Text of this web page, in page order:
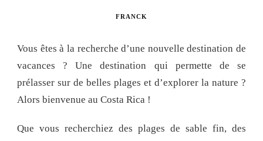
FRANCK
Vous êtes à la recherche d’une nouvelle destination de
vacances ? Une destination qui permette de se
prélasser sur de belles plages et d’explorer la nature ?
Alors bienvenue au Costa Rica !
Que vous recherchiez des plages de sable fin, des